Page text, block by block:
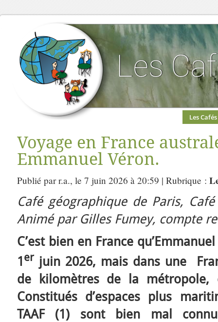
Les Cafés
Voyage en France
Emmanuel Véron.
Publié par r.a., le 7 juin 2026 à 20:59 | Rubrique :
Café géographique de Paris,
Animé par Gilles Fumey, compte
C’est bien en France
1 er juin 2026, mais dans une
de kilomètres de la métropole,
Constitués d’espaces plus
TAAF (1) sont bien mal